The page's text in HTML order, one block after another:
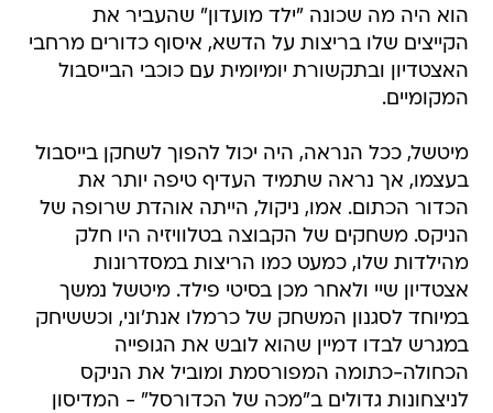
הוא היה מה שכונה "ילד מועדון" שהעביר את
הקייצים שלו בריצות על הדשא, איסוף כדורים מרחבי
האצטדיון ובתקשורת יומיומית עם כוכבי הבייסבול
המקומיים.
מיטשל, ככל הנראה, היה יכול להפוך לשחקן בייסבול
בעצמו, אך נראה שתמיד העדיף טיפה יותר את
הכדור הכתום. אמו, ניקול, הייתה אוהדת שרופה של
הניקס. משחקים של הקבוצה בטלוויזיה היו חלק
מהילדות שלו, כמעט כמו הריצות במסדרונות
אצטדיון שיי ולאחר מכן בסיטי פילד. מיטשל נמשך
במיוחד לסגנון המשחק של כרמלו אנת'וני, וכששיחק
במגרש לבדו דמיין שהוא לובש את הגופייה
הכחולה-כתומה המפורסמת ומוביל את הניקס
לניצחונות גדולים ב"מכה של הכדורסל" - המדיסון